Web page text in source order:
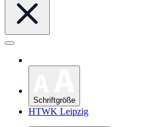
Schriftgröße
HTWK Leipzig